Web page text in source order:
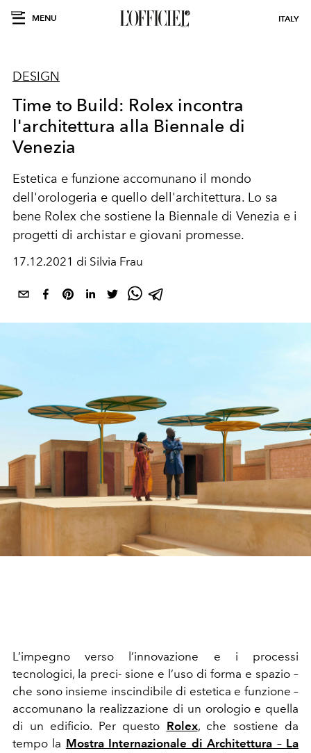
MENU ITALY
DESIGN
Time to Build: Rolex incontra
l'architettura alla Biennale di
Venezia
Estetica e funzione accomunano il mondo
dell'orologeria e quello dell'architettura. Lo sa
bene Rolex che sostiene la Biennale di Venezia e i
progetti di archistar e giovani promesse.
17.12.2021 di Silvia Frau
L’impegno verso l’innovazione e i processi
tecnologici, la preci- sione e l’uso di forma e spazio –
che sono insieme inscindibile di estetica e funzione –
accomunano la realizzazione di un orologio e quella
di un edificio. Per questo Rolex, che sostiene da
tempo la Mostra Internazionale di Architettura – La